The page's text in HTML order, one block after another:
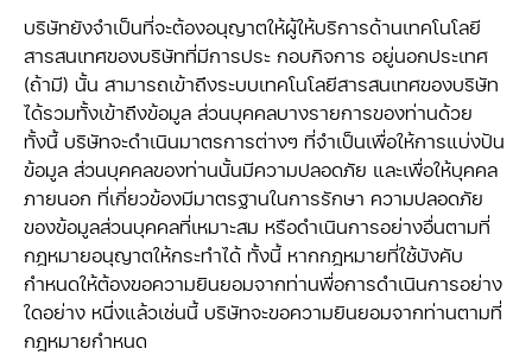
บริษัทยังจำเป็นที่จะต้องอนุญาตให้ผู้ให้บริการด้านเทคโนโลยี
สารสนเทศของบริษัทที่มีการประ กอบกิจการ อยู่นอกประเทศ
(ถ้ามี) นั้น สามารถเข้าถึงระบบเทคโนโลยีสารสนเทศของบริษัท
ได้รวมทั้งเข้าถึงข้อมูล ส่วนบุคคลบางรายการของท่านด้วย
ทั้งนี้ บริษัทจะดำเนินมาตรการต่างๆ ที่จำเป็นเพื่อให้การแบ่งปัน
ข้อมูล ส่วนบุคคลของท่านนั้นมีความปลอดภัย และเพื่อให้บุคคล
ภายนอก ที่เกี่ยวข้องมีมาตรฐานในการรักษา ความปลอดภัย
ของข้อมูลส่วนบุคคลที่เหมาะสม หรือดำเนินการอย่างอื่นตามที่
กฎหมายอนุญาตให้กระทำได้ ทั้งนี้ หากกฎหมายที่ใช้บังคับ
กำหนดให้ต้องขอความยินยอมจากท่านพื่อการดำเนินการอย่าง
ใดอย่าง หนึ่งแล้วเช่นนี้ บริษัทจะขอความยินยอมจากท่านตามที่
กฎหมายกำหนด